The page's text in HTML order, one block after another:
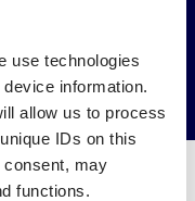
use technologies
information.
allow us to process
IDs on this
consent, may
functions.